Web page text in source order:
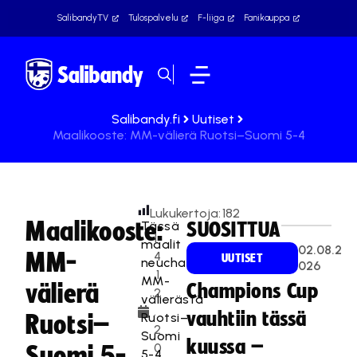
SalibandyTV Tulospalvelu F-liiga Fanikauppa
Salibandy.fi
Uutiset
Maalikooste: MM-välierä Ruotsi–Suomi 5-4
Maalikooste:
MM-
välierä
Ruotsi–
1
4
.1
2
.
2
0
Lukukertoja:182
Tässä
maalit
neuchatelin
MM-
välierästä
Ruotsi–
Suomi
SUOSITTUA
UUTISET
02.08.2
026
Champions Cup
vauhtiin tässä
kuussa –